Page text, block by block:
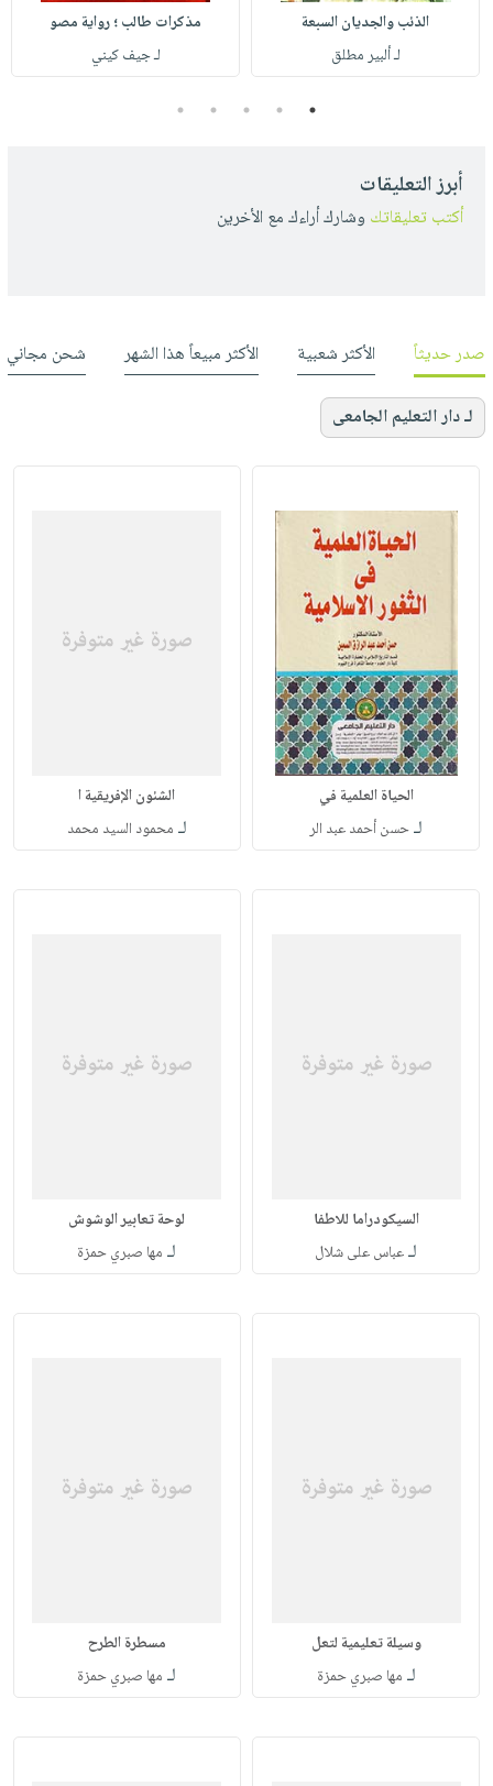
الذئب والجديان السبعة
لـ ألبير مطلق
مذكرات طالب ؛ رواية مصو
لـ جيف كيني
1
2
3
4
5
أبرز التعليقات
أكتب تعليقاتك وشارك أراءك مع الأخرين
صدر حديثاً الأكثر شعبية الأكثر مبيعاً هذا الشهر شحن مجاني
لـ دار التعليم الجامعى
الحياة العلمية في
لـحسن أحمد عبد الر
الشئون الإفريقية ا
لـ محمود السيد محمد
السيكودراما للاطفا
لـعباس على شلال
لوحة تعابير الوشوش
لـ مها صبري حمزة
وسيلة تعليمية لتعل
لـ مها صبري حمزة
مسطرة الطرح
لـ مها صبري حمزة